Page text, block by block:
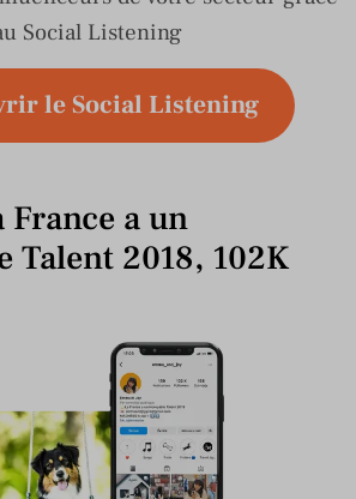
Social Listening
le Social Listening
France a un
Talent 2018, 102K